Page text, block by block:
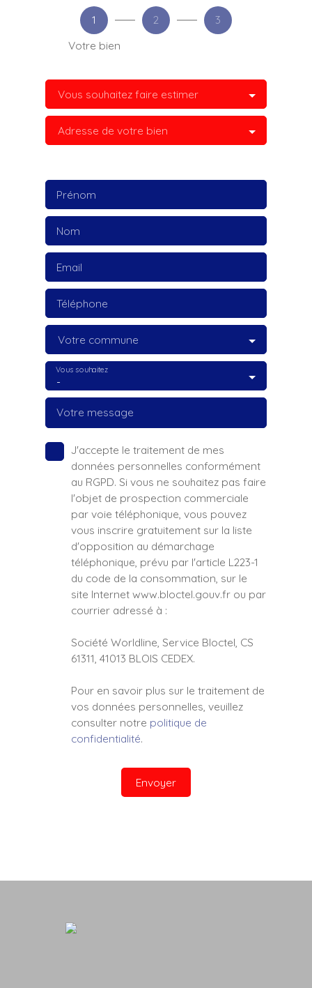
1
Votre bien
2 3
Vous souhaitez faire estimer
Adresse de votre bien
Prénom
Nom
Email
Téléphone
Votre commune
-
Vous souhaitez
Votre message
J'accepte le traitement de mes
données personnelles conformément
au RGPD. Si vous ne souhaitez pas faire
l'objet de prospection commerciale
par voie téléphonique, vous pouvez
vous inscrire gratuitement sur la liste
d'opposition au démarchage
téléphonique, prévu par l'article L223-1
du code de la consommation, sur le
site Internet www.bloctel.gouv.fr ou par
courrier adressé à :
Société Worldline, Service Bloctel, CS
61311, 41013 BLOIS CEDEX.
Pour en savoir plus sur le traitement de
vos données personnelles, veuillez
consulter notre politique de
confidentialité.
Envoyer